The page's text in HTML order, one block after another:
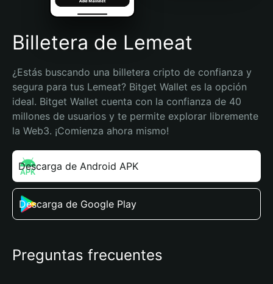
Español (Argentina)
Billetera de Lemeat
¿Estás buscando una billetera cripto de confianza y
segura para tus Lemeat? Bitget Wallet es la opción
ideal. Bitget Wallet cuenta con la confianza de 40
millones de usuarios y te permite explorar libremente
la Web3. ¡Comienza ahora mismo!
Descarga de Android APK
Descarga de Google Play
Preguntas frecuentes